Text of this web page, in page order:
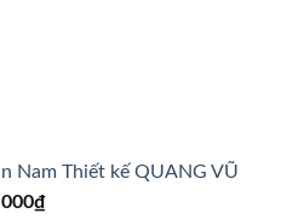
Nam Thiết kế QUANG VŨ
₫Giá